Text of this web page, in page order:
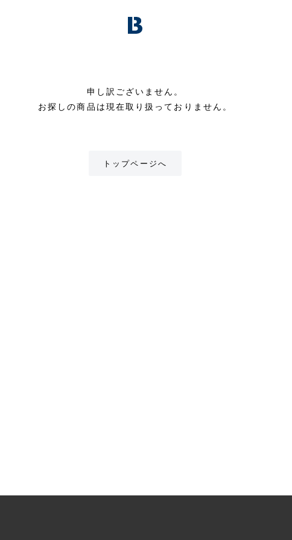
申し訳ございません。
お探しの商品は現在取り扱っておりません。
トップページへ